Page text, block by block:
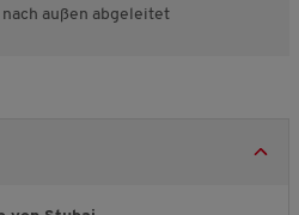
außen abgeleitet